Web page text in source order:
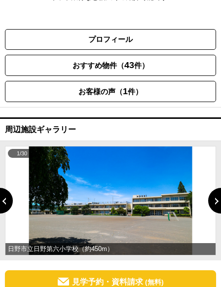
プロフィール
おすすめ物件（43件）
お客様の声（1件）
周辺施設ギャラリー
日野市立日野第六小学校（約450m）
1/30
見学予約・資料請求 (無料)